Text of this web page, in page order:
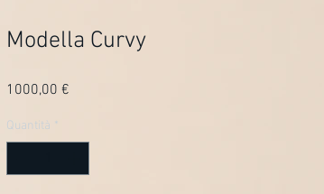
Modella Curvy
1000,00 €
Quantità *